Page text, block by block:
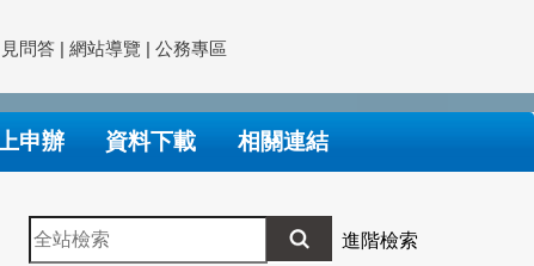
問答 | 網站導覽 | 公務專區
申辦 資料下載 相關連結
全
站
進階檢索